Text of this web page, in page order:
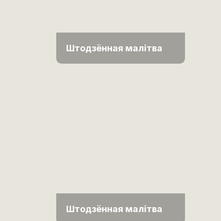
Штодзённая малітва
Штодзённая малітва